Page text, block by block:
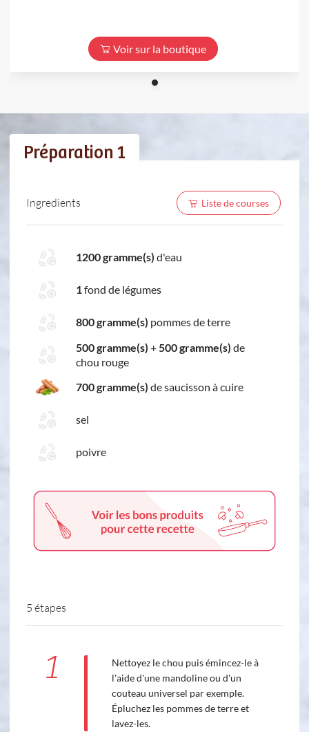
Voir sur la boutique
Préparation 1
Ingredients Liste de courses
1200 gramme(s) d'eau
1fond de légumes
800 gramme(s) pommes de terre
500 gramme(s) +500 gramme(s) de
chou rouge
700 gramme(s) de saucisson à cuire
sel
poivre
5 étapes
1
Nettoyez le chou puis émincez-le à
l'aide d'une mandoline ou d'un
couteau universel par exemple.
Épluchez les pommes de terre et
lavez-les.